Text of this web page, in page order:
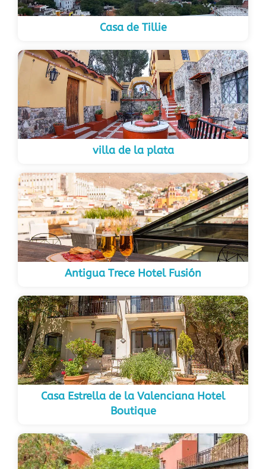
Casa de Tillie
villa de la plata
Antigua Trece Hotel Fusión
Casa Estrella de la Valenciana Hotel
Boutique